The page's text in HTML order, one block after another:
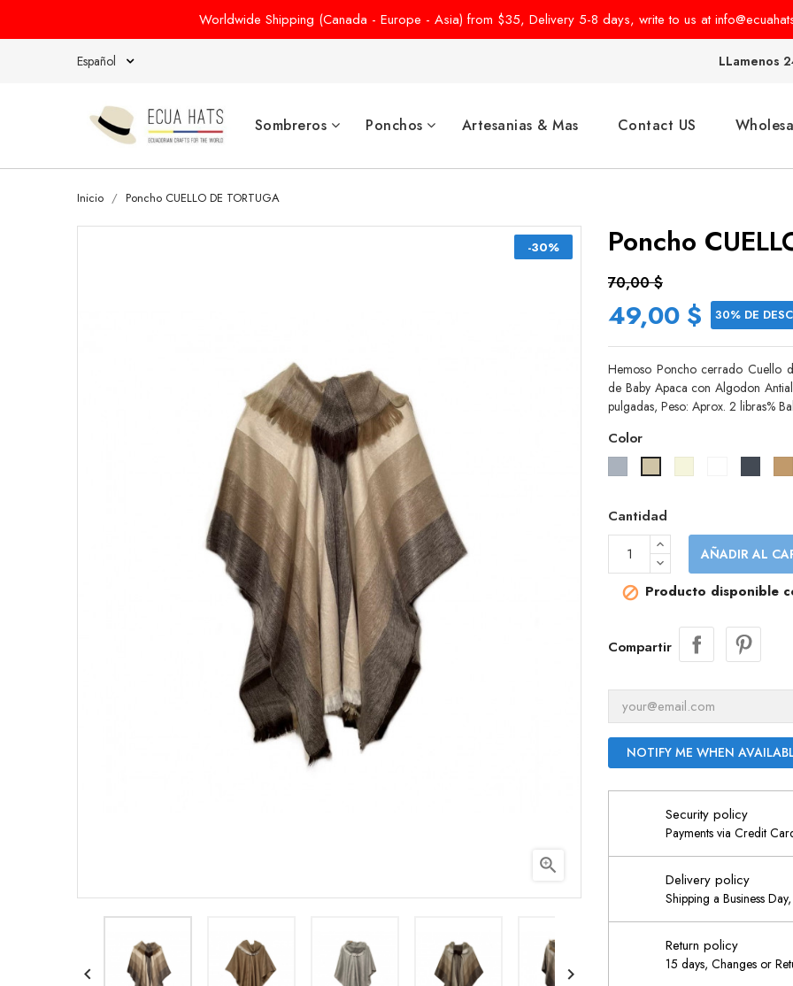
Worldwide Shipping (Canada - Europe - Asia) from $35, Delivery 5-8 days, write to us at
Español LLamenos
Sombreros Ponchos Artesanias & Mas Contact US
Inicio Poncho CUELLO DE TORTUGA
-30%

 
Poncho
70,00 $
49,00 $ 30% DE
Hemoso Poncho cerrado Cuello
de Baby Apaca con Algodon
pulgadas, Peso: Aprox. 2 libras%
Color
Cantidad
AÑADIR AL
 Producto disponible
Compartir
NOTIFY ME WHEN
Security policy
Payments via Credit
Delivery policy
Shipping a Business
Return policy
15 days, Changes or